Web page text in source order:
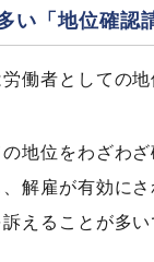
い「地位確認
働者としての
地位をわざわ
解雇が有効に
えることが多い